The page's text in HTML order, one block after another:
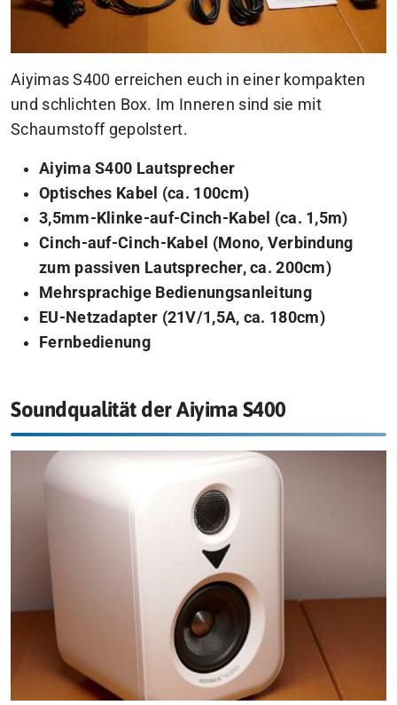
Aiyimas S400 erreichen euch in einer kompakten
und schlichten Box. Im Inneren sind sie mit
Schaumstoff gepolstert.
Aiyima S400 Lautsprecher
Optisches Kabel (ca. 100cm)
3,5mm-Klinke-auf-Cinch-Kabel (ca. 1,5m)
Cinch-auf-Cinch-Kabel (Mono, Verbindung
zum passiven Lautsprecher, ca. 200cm)
Mehrsprachige Bedienungsanleitung
EU-Netzadapter (21V/1,5A, ca. 180cm)
Fernbedienung
Soundqualität der Aiyima S400